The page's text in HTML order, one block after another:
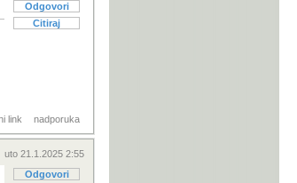
Odgovori
Citiraj
link nadporuka
uto 21.1.2025 2:55
Odgovori